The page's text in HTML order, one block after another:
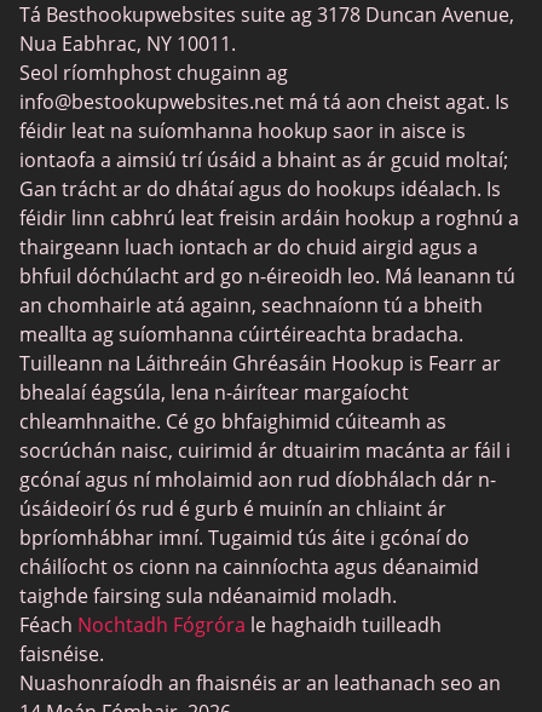
Together2Night
MyLOL
Swingtowns
Instabang
Tá Besthookupwebsites suite ag 3178 Duncan Avenue,
Nua Eabhrac, NY 10011.
Seol ríomhphost chugainn ag
info@bestookupwebsites.net má tá aon cheist agat. Is
féidir leat na suíomhanna hookup saor in aisce is
iontaofa a aimsiú trí úsáid a bhaint as ár gcuid moltaí;
Gan trácht ar do dhátaí agus do hookups idéalach. Is
féidir linn cabhrú leat freisin ardáin hookup a roghnú a
thairgeann luach iontach ar do chuid airgid agus a
bhfuil dóchúlacht ard go n-éireoidh leo. Má leanann tú
an chomhairle atá againn, seachnaíonn tú a bheith
meallta ag suíomhanna cúirtéireachta bradacha.
Tuilleann na Láithreáin Ghréasáin Hookup is Fearr ar
bhealaí éagsúla, lena n-áirítear margaíocht
chleamhnaithe. Cé go bhfaighimid cúiteamh as
socrúchán naisc, cuirimid ár dtuairim macánta ar fáil i
gcónaí agus ní mholaimid aon rud díobhálach dár n-
úsáideoirí ós rud é gurb é muinín an chliaint ár
bpríomhábhar imní. Tugaimid tús áite i gcónaí do
cháilíocht os cionn na cainníochta agus déanaimid
taighde fairsing sula ndéanaimid moladh.
Féach Nochtadh Fógróra le haghaidh tuilleadh
faisnéise.
Nuashonraíodh an fhaisnéis ar an leathanach seo an